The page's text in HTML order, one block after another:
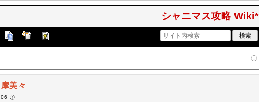
シャニマス攻略 Wiki*
美々